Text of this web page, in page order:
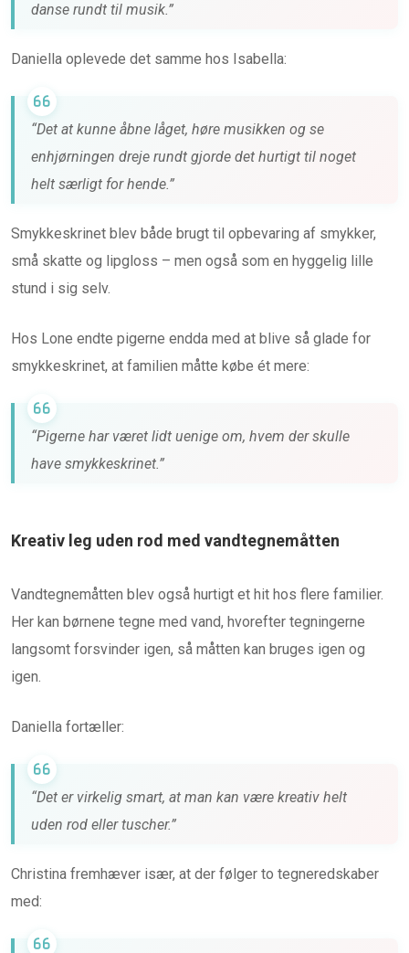
danse rundt til musik.”
Daniella oplevede det samme hos Isabella:
“Det at kunne åbne låget, høre musikken og se
enhjørningen dreje rundt gjorde det hurtigt til noget
helt særligt for hende.”
Smykkeskrinet blev både brugt til opbevaring af smykker,
små skatte og lipgloss – men også som en hyggelig lille
stund i sig selv.
Hos Lone endte pigerne endda med at blive så glade for
smykkeskrinet, at familien måtte købe ét mere:
“Pigerne har været lidt uenige om, hvem der skulle
have smykkeskrinet.”
Kreativ leg uden rod med vandtegnemåtten
Vandtegnemåtten blev også hurtigt et hit hos flere familier.
Her kan børnene tegne med vand, hvorefter tegningerne
langsomt forsvinder igen, så måtten kan bruges igen og
igen.
Daniella fortæller:
“Det er virkelig smart, at man kan være kreativ helt
uden rod eller tuscher.”
Christina fremhæver især, at der følger to tegneredskaber
med: